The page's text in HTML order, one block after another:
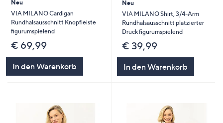
Neu
VIA MILANO Cardigan
Rundhalsausschnitt Knopfleiste
figurumspielend
€ 69,99
In den Warenkorb
Neu
VIA MILANO Shirt, 3/4-Arm
Rundhalsausschnitt platzierter
Druck figurumspielend
€ 39,99
In den Warenkorb